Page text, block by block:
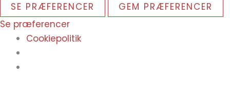
SE PRÆFERENCER
GEM PRÆFERENCER
Se præferencer
Cookiepolitik